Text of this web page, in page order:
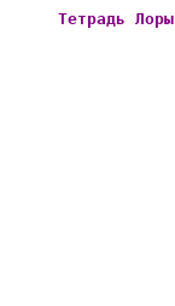
Тетрадь Лоры